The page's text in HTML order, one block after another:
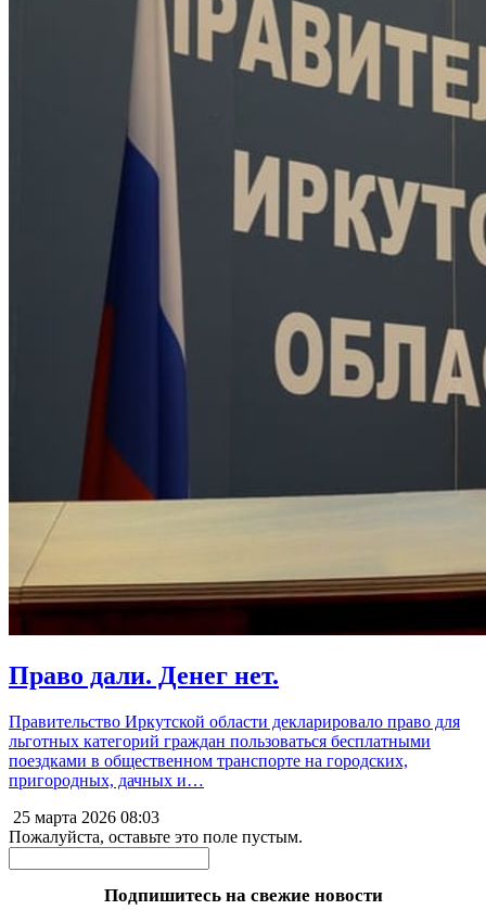
Право дали. Денег нет.
Правительство Иркутской области декларировало право для
льготных категорий граждан пользоваться бесплатными
поездками в общественном транспорте на городских,
пригородных, дачных и…
25 марта 2026 08:03
Пожалуйста, оставьте это поле пустым.
Подпишитесь на свежие новости